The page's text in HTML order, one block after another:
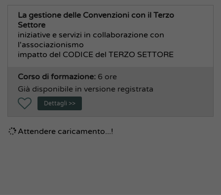
La gestione delle Convenzioni con il Terzo
Settore
iniziative e servizi in collaborazione con
l'associazionismo
impatto del CODICE del TERZO SETTORE
Corso di formazione: 6 ore
Già disponibile in versione registrata
Dettagli >>
Attendere caricamento...!